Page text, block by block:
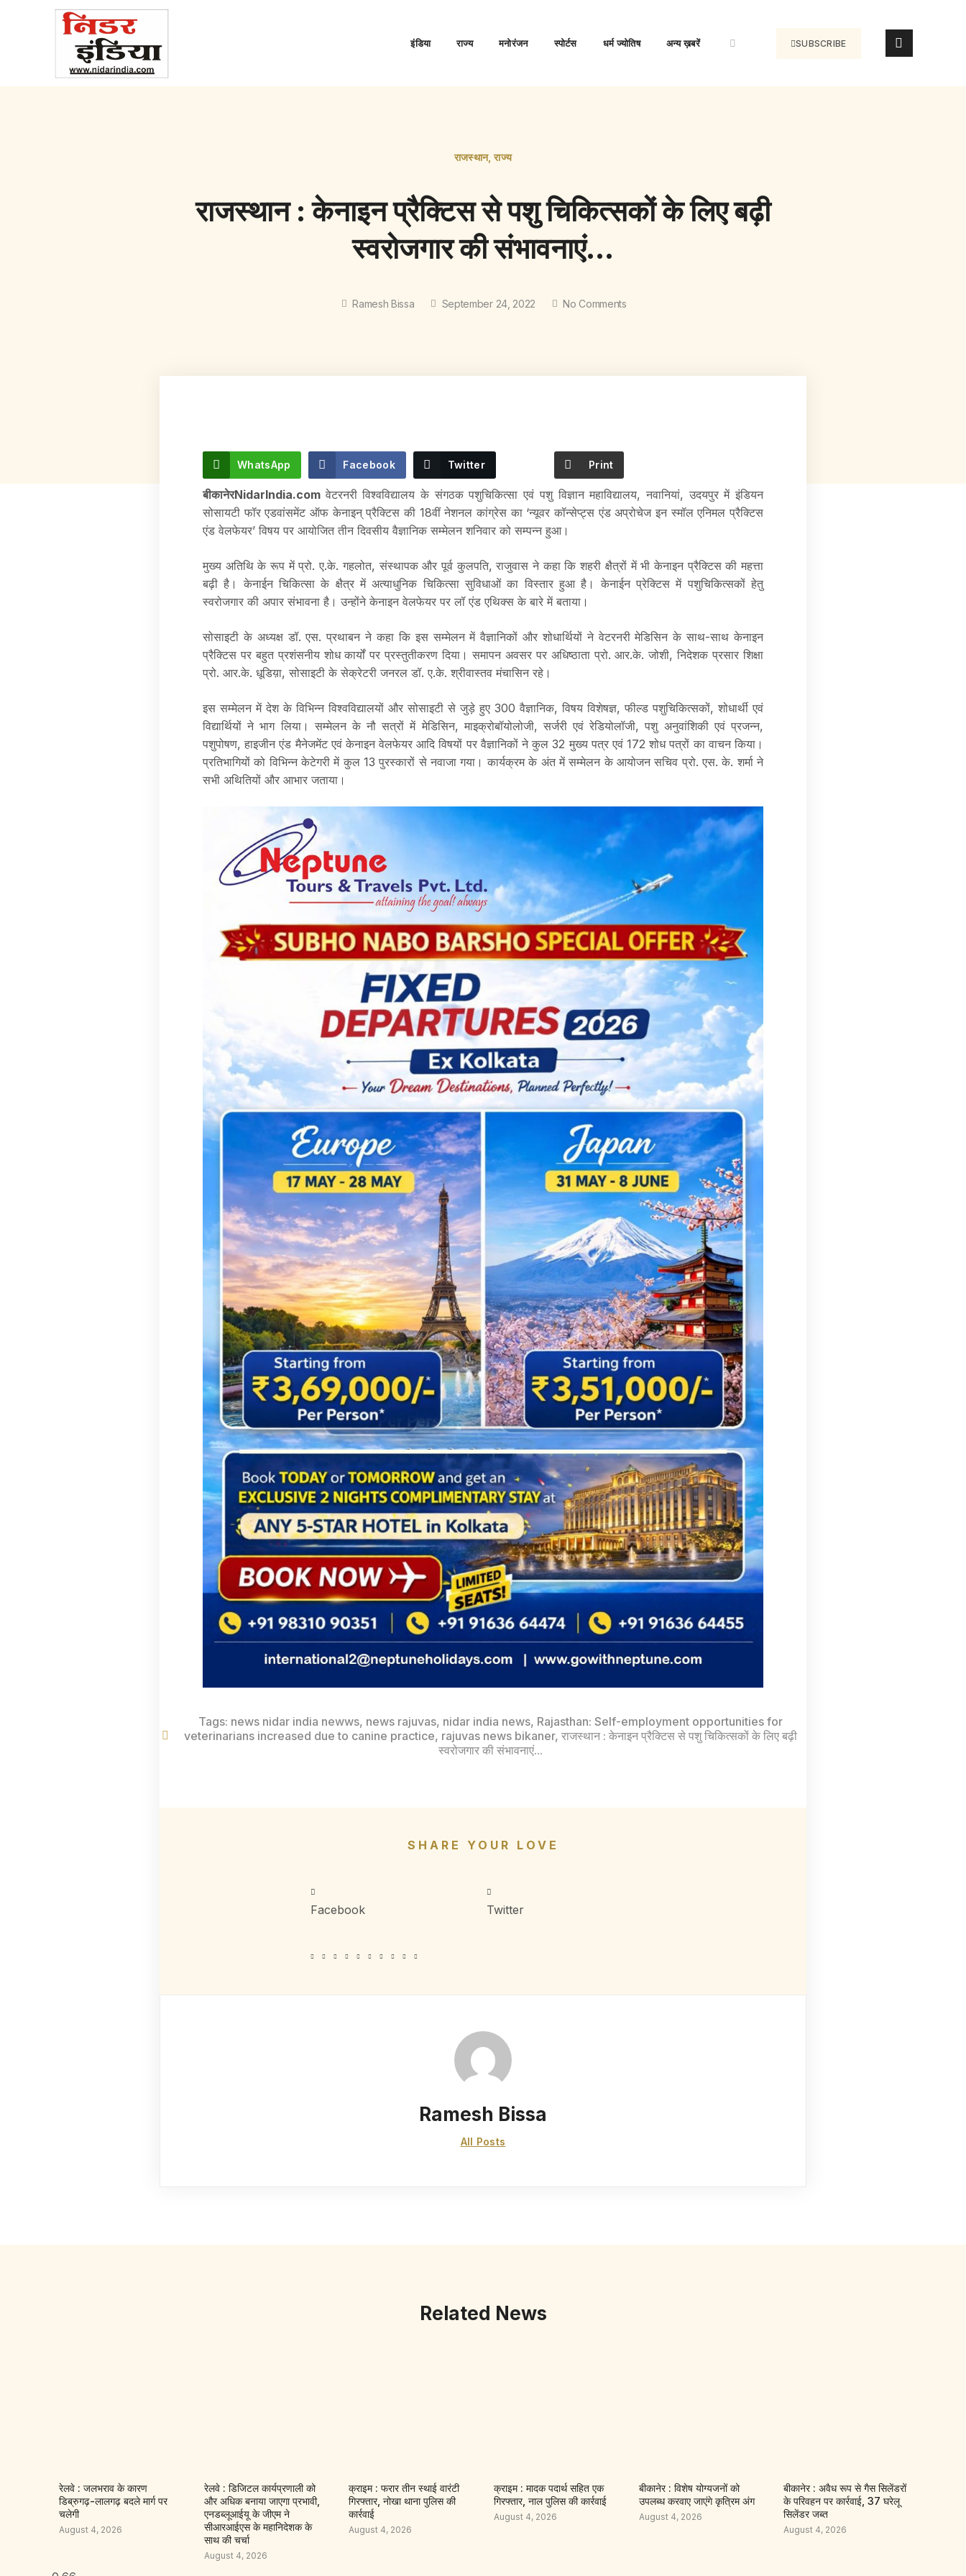
इंडिया राज्य मनोरंजन स्पोर्टस धर्म ज्योतिष अन्य ख़बरें SUBSCRIBE
राजस्थान,राज्य
राजस्थान : केनाइन प्रैक्टिस से पशु चिकित्सकों के लिए बढ़ी
स्वरोजगार की संभावनाएं…
Ramesh Bissa September 24, 2022 No Comments
WhatsApp Facebook Twitter Print
बीकानेरNidarIndia.com वेटरनरी विश्वविद्यालय के संगठक पशुचिकित्सा एवं पशु विज्ञान महाविद्यालय, नवानियां, उदयपुर में इंडियन
सोसायटी फॉर एडवांसमेंट ऑफ केनाइन् प्रैक्टिस की 18वीं नेशनल कांग्रेस का ‘न्यूवर कॉन्सेप्ट्स एंड अप्रोचेज इन स्मॉल एनिमल प्रैक्टिस
एंड वेलफेयर’ विषय पर आयोजित तीन दिवसीय वैज्ञानिक सम्मेलन शनिवार को सम्पन्न हुआ।
मुख्य अतिथि के रूप में प्रो. ए.के. गहलोत, संस्थापक और पूर्व कुलपति, राजुवास ने कहा कि शहरी क्षैत्रों में भी केनाइन प्रैक्टिस की महत्ता
बढ़ी है। केनाईन चिकित्सा के क्षैत्र में अत्याधुनिक चिकित्सा सुविधाओं का विस्तार हुआ है। केनाईन प्रेक्टिस में पशुचिकित्सकों हेतु
स्वरोजगार की अपार संभावना है। उन्होंने केनाइन वेलफेयर पर लॉ एंड एथिक्स के बारे में बताया।
सोसाइटी के अध्यक्ष डॉ. एस. प्रथाबन ने कहा कि इस सम्मेलन में वैज्ञानिकों और शोधार्थियों ने वेटरनरी मेडिसिन के साथ-साथ केनाइन
प्रैक्टिस पर बहुत प्रशंसनीय शोध कार्यों पर प्रस्तुतीकरण दिया। समापन अवसर पर अधिष्ठाता प्रो. आर.के. जोशी, निदेशक प्रसार शिक्षा
प्रो. आर.के. धूडिय़ा, सोसाइटी के सेक्रेटरी जनरल डॉ. ए.के. श्रीवास्तव मंचासिन रहे।
इस सम्मेलन में देश के विभिन्न विश्वविद्यालयों और सोसाइटी से जुड़े हुए 300 वैज्ञानिक, विषय विशेषज्ञ, फील्ड पशुचिकित्सकों, शोधार्थी एवं
विद्यार्थियों ने भाग लिया। सम्मेलन के नौ सत्रों में मेडिसिन, माइक्रोबॉयोलोजी, सर्जरी एवं रेडियोलॉजी, पशु अनुवांशिकी एवं प्रजन्न,
पशुपोषण, हाइजीन एंड मैनेजमेंट एवं केनाइन वेलफेयर आदि विषयों पर वैज्ञानिकों ने कुल 32 मुख्य पत्र एवं 172 शोध पत्रों का वाचन किया।
प्रतिभागियों को विभिन्न केटेगरी में कुल 13 पुरस्कारों से नवाजा गया। कार्यक्रम के अंत में सम्मेलन के आयोजन सचिव प्रो. एस. के. शर्मा ने
सभी अथितियों और आभार जताया।
Tags: news nidar india newws, news rajuvas, nidar india news, Rajasthan: Self-employment opportunities for
veterinarians increased due to canine practice, rajuvas news bikaner, राजस्थान : केनाइन प्रैक्टिस से पशु चिकित्सकों के लिए बढ़ी
स्वरोजगार की संभावनाएं...
SHARE YOUR LOVE
Facebook Twitter
Ramesh Bissa
All Posts
Related News
रेलवे : जलभराव के कारण
डिब्रुगढ़-लालगढ़ बदले मार्ग पर
चलेगी
August 4, 2026
रेलवे : डिजिटल कार्यप्रणाली को
और अधिक बनाया जाएगा प्रभावी,
एनडब्लूआईयू के जीएम ने
सीआरआईएस के महानिदेशक के
साथ की चर्चा
August 4, 2026
क्राइम : फरार तीन स्थाई वारंटी
गिरफ्तार, नोखा थाना पुलिस की
कार्रवाई
August 4, 2026
क्राइम : मादक पदार्थ सहित एक
गिरफ्तार, नाल पुलिस की कार्रवाई
August 4, 2026
बीकानेर : विशेष योग्यजनों को
उपलब्ध करवाए जाएंगे कृत्रिम अंग
August 4, 2026
बीकानेर : अवैध रूप से गैस सिलेंडरों
के परिवहन पर कार्रवाई, 37 घरेलू
सिलेंडर जब्त
August 4, 2026